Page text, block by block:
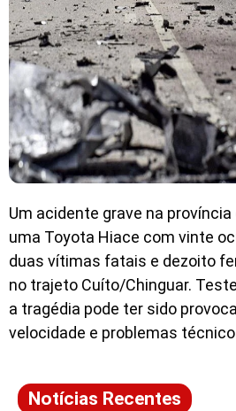
Um acidente grave na província
uma Toyota Hiace com vinte
duas vítimas fatais e dezoito
no trajeto Cuíto/Chinguar.
a tragédia pode ter sido
velocidade e problemas
Notícias Recentes